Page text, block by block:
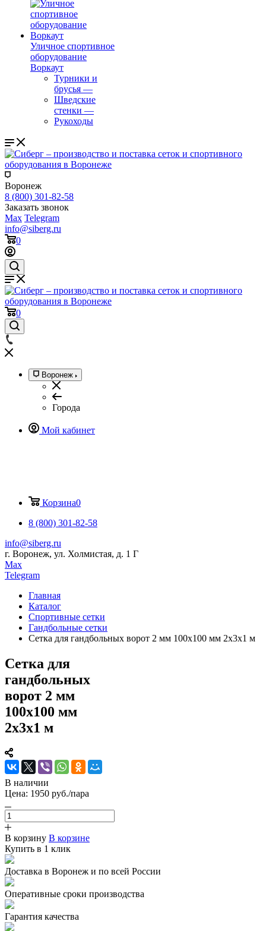
Уличное спортивное
оборудование
Воркаут
Турники и
брусья —
Шведские
стенки —
Рукоходы
Воронеж
8 (800) 301-82-58
Заказать звонок
Max Telegram
info@siberg.ru
0
0
Воронеж
Города
Мой кабинет
Корзина0
8 (800) 301-82-58
info@siberg.ru
г. Воронеж, ул. Холмистая, д. 1 Г
Max
Telegram
Главная
Каталог
Спортивные сетки
Гандбольные сетки
Сетка для гандбольных ворот 2 мм 100х100 мм 2х3х1 м
Сетка для
гандбольных
ворот 2 мм
100х100 мм
2х3х1 м
В наличии
Цена: 1950 руб./пара
В корзину В корзине
Купить в 1 клик
Доставка в Воронеж и по всей России
Оперативные сроки производства
Гарантия качества